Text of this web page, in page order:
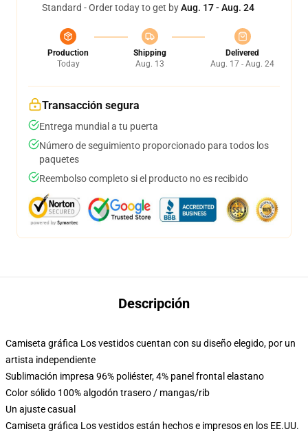
Standard - Order today to get byAug. 17 - Aug. 24
Production
Today
Shipping
Aug. 13
Delivered
Aug. 17 - Aug. 24
Transacción segura
Entrega mundial a tu puerta
Número de seguimiento proporcionado para todos los
paquetes
Reembolso completo si el producto no es recibido
Descripción
Camiseta gráfica Los vestidos cuentan con su diseño elegido, por un
artista independiente
Sublimación impresa 96% poliéster, 4% panel frontal elastano
Color sólido 100% algodón trasero / mangas/rib
Un ajuste casual
Camiseta gráfica Los vestidos están hechos e impresos en los EE.UU.